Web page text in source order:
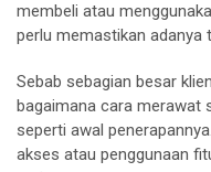
membeli atau
perlu memastikan adanya
Sebab sebagian besar
bagaimana cara merawat
seperti awal
akses atau penggunaan